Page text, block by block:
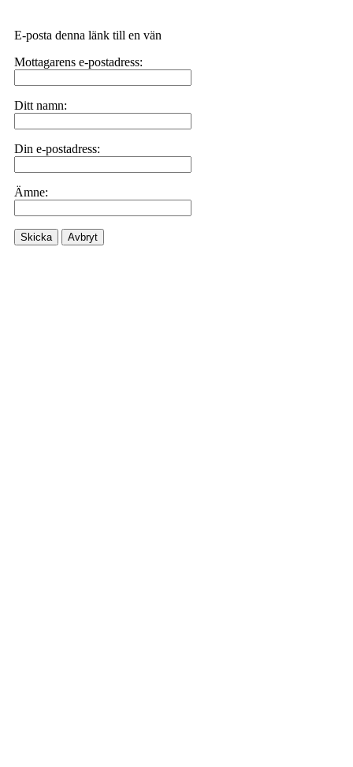
E-posta denna länk till en vän
Mottagarens e-postadress:
Ditt namn:
Din e-postadress:
Ämne:
Skicka Avbryt